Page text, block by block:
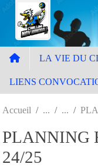
LA VIE DU
LIENS
Accueil
PLANNING
24/25
Panneau de gestion des